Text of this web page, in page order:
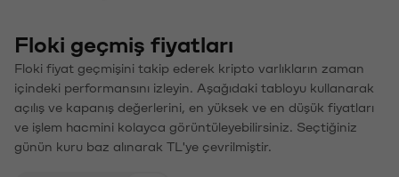
Floki geçmiş fiyatları
Floki fiyat geçmişini takip ederek kripto varlıkların zaman
içindeki performansını izleyin. Aşağıdaki tabloyu kullanarak
açılış ve kapanış değerlerini, en yüksek ve en düşük fiyatları
ve işlem hacmini kolayca görüntüleyebilirsiniz. Seçtiğiniz
günün kuru baz alınarak TL'ye çevrilmiştir.